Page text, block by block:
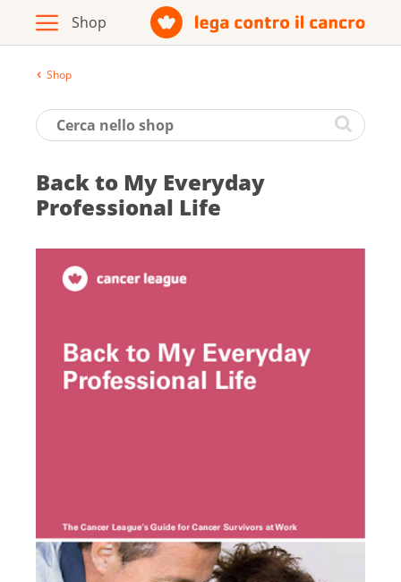
Opuscoli / materiale informativo
Prodotti
Vai al sito della Lega contro il cancro
Italiano
Deutsch
Shop
Back to My Everyday
Professional Life